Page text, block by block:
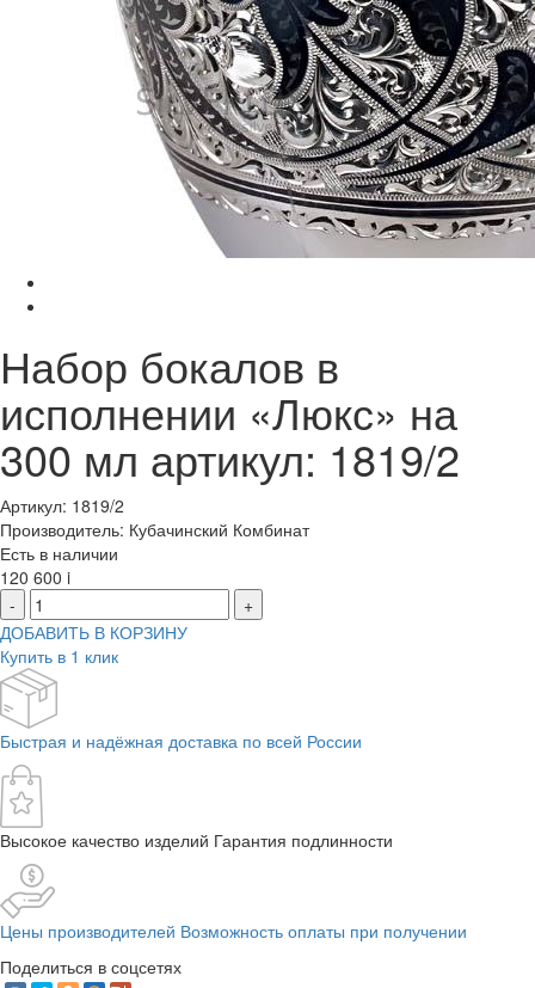
Набор бокалов в
исполнении «Люкс» на
300 мл артикул: 1819/2
Артикул: 1819/2
Производитель: Кубачинский Комбинат
Есть в наличии
120 600 i
-
+
ДОБАВИТЬ В КОРЗИНУ
Купить в 1 клик
Быстрая и надёжная доставка по всей России
Высокое качество изделий Гарантия подлинности
Цены производителей Возможность оплаты при получении
Поделиться в соцсетях